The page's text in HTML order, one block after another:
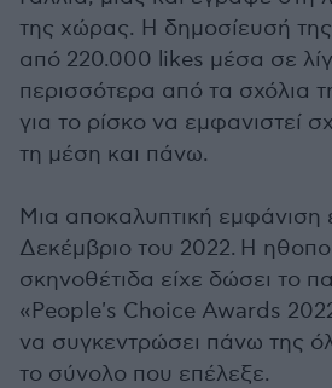
της χώρας. Η δημοσίευσή
από 220.000 likes μέσα σε
περισσότερα από τα σχόλια
για το ρίσκο να εμφανιστεί
τη μέση και πάνω.
Μια αποκαλυπτική εμφάνιση
Δεκέμβριο του 2022. Η
σκηνοθέτιδα είχε δώσει το
«People's Choice Awards
να συγκεντρώσει πάνω της
το σύνολο που επέλεξε.